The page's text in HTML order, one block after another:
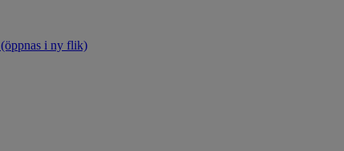
(öppnas i ny flik)